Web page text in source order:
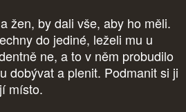
žen, by dali vše, aby ho měli.
do jediné, leželi mu u
ne, a to v něm probudilo
dobývat a plenit. Podmanit si ji
místo.